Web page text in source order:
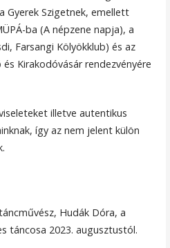
Gyerek Szigetnek, emellett
ba (A népzene napja), a
Farsangi Kölyökklub) és az
Kirakodóvásár rendezvényére
illetve autentikus
így az nem jelent külön
Hudák Dóra, a
táncosa 2023. augusztustól.